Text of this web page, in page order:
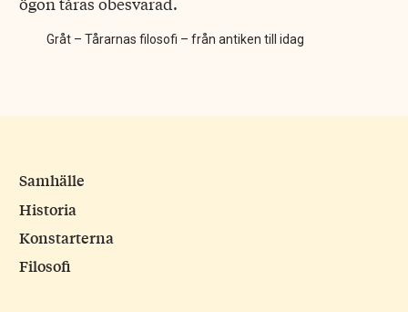
Gråt – Tårarnas filosofi – från antiken till idag
Samhälle
Historia
Konstarterna
Filosofi